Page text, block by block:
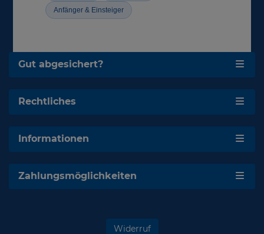
Anfänger & Einsteiger
Gut abgesichert?
Rechtliches
Informationen
Zahlungsmöglichkeiten
Widerruf